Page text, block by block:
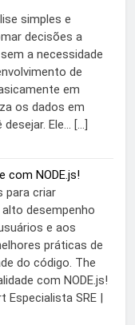
simples e
decisões a
a necessidade
de
em
os dados em
Ele... […]
com NODE.js!
para criar
desempenho
e aos
práticas de
do código. The
com NODE.js!
Especialista SRE |